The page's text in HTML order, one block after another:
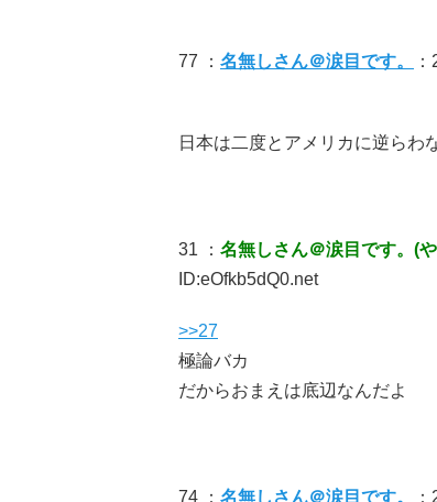
77 ： 名無しさん＠涙目です。
日本は二度とアメリカに逆らわ
31 ： 名無しさん＠涙目です。(
ID:eOfkb5dQ0.net
>>27
極論バカ
だからおまえは底辺なんだよ
74 ： 名無しさん＠涙目です。